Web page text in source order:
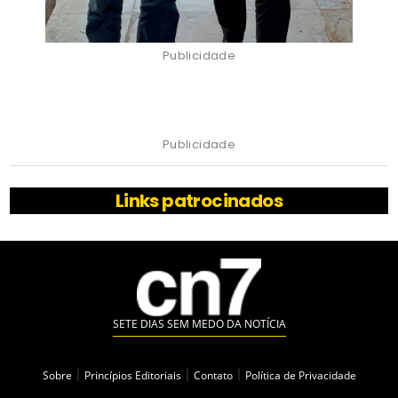
Publicidade
Publicidade
Links patrocinados
SETE DIAS SEM MEDO DA NOTÍCIA
Sobre Princípios Editoriais Contato
Política de Privacidade